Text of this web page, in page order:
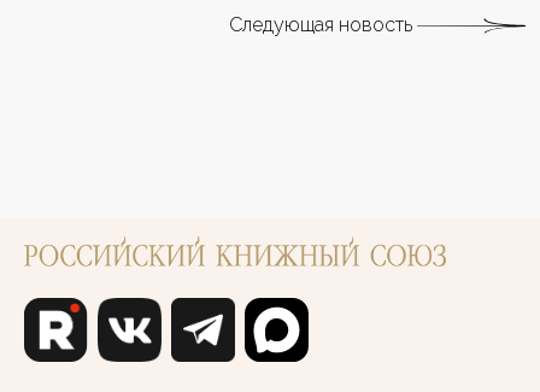
Следующая новость